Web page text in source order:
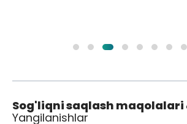
Sog'liqni saqlash maqolalari
Yangilanishlar